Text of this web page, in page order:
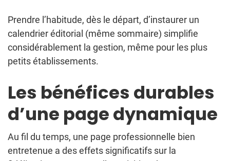
Prendre l’habitude, dès le départ, d’instaurer un
calendrier éditorial (même sommaire) simplifie
considérablement la gestion, même pour les plus
petits établissements.
Les bénéfices durables
d’une page dynamique
Au fil du temps, une page professionnelle bien
entretenue a des effets significatifs sur la